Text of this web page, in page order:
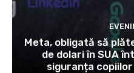
Meta, obligată să
de dolari în SUA
siguranța